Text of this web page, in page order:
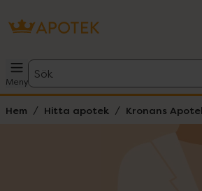
Meny
Sök
Hem Hitta apotek Kronans